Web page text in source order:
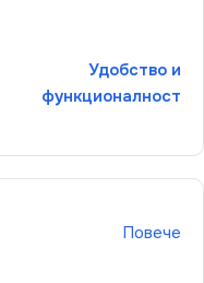
Удобство и
функционалност
Повече